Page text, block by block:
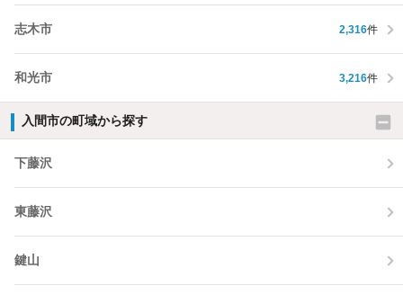
志木市 2,316件
和光市 3,216件
入間市の町域から探す
下藤沢
東藤沢
鍵山